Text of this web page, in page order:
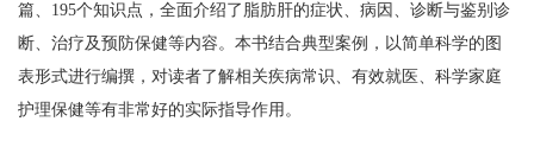
篇、195个知识点，全面介绍了脂肪肝的症状、病因、诊断与鉴别诊
断、治疗及预防保健等内容。本书结合典型案例，以简单科学的图
表形式进行编撰，对读者了解相关疾病常识、有效就医、科学家庭
护理保健等有非常好的实际指导作用。